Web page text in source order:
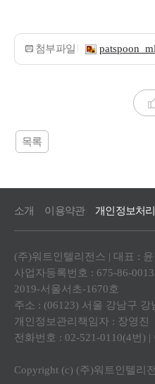
첨부파일
목록
소개 이용약관 개인정보처
(주)워트인텔리전스 | 대표 : 윤
사업자등록번호 : 675-86-
2019-서울서초-1670호
주소 : (06123) 서울 강남구 강
개인정보관리책임자 : 장영진
전화번호 : 02-521-0110(4번) |
Copyright (c) (주)워트인텔리